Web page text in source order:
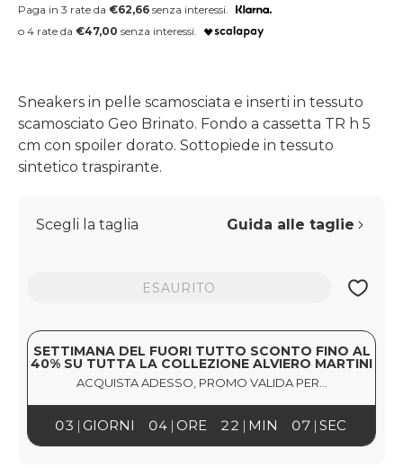
Paga in 3 rate da €62,66 senza interessi.
o 4 rate da €47,00 senza interessi.
Sneakers in pelle scamosciata e inserti in tessuto
scamosciato Geo Brinato. Fondo a cassetta TR h 5
cm con spoiler dorato. Sottopiede in tessuto
sintetico traspirante.
Scegli la taglia Guida alle taglie
ESAURITO
SETTIMANA DEL FUORI TUTTO SCONTO FINO AL
40% SU TUTTA LA COLLEZIONE ALVIERO MARTINI
ACQUISTA ADESSO, PROMO VALIDA PER...
03 04 22 07
GIORNI ORE MIN SEC